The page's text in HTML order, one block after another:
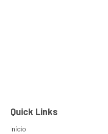
Quick Links
Início